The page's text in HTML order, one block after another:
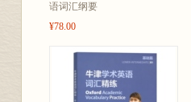
语词汇纲要
¥78.00